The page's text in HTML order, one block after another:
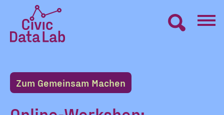
Inhalt
springen
Lab
Startseite
LERNEN
Zum Gemeinsam Machen